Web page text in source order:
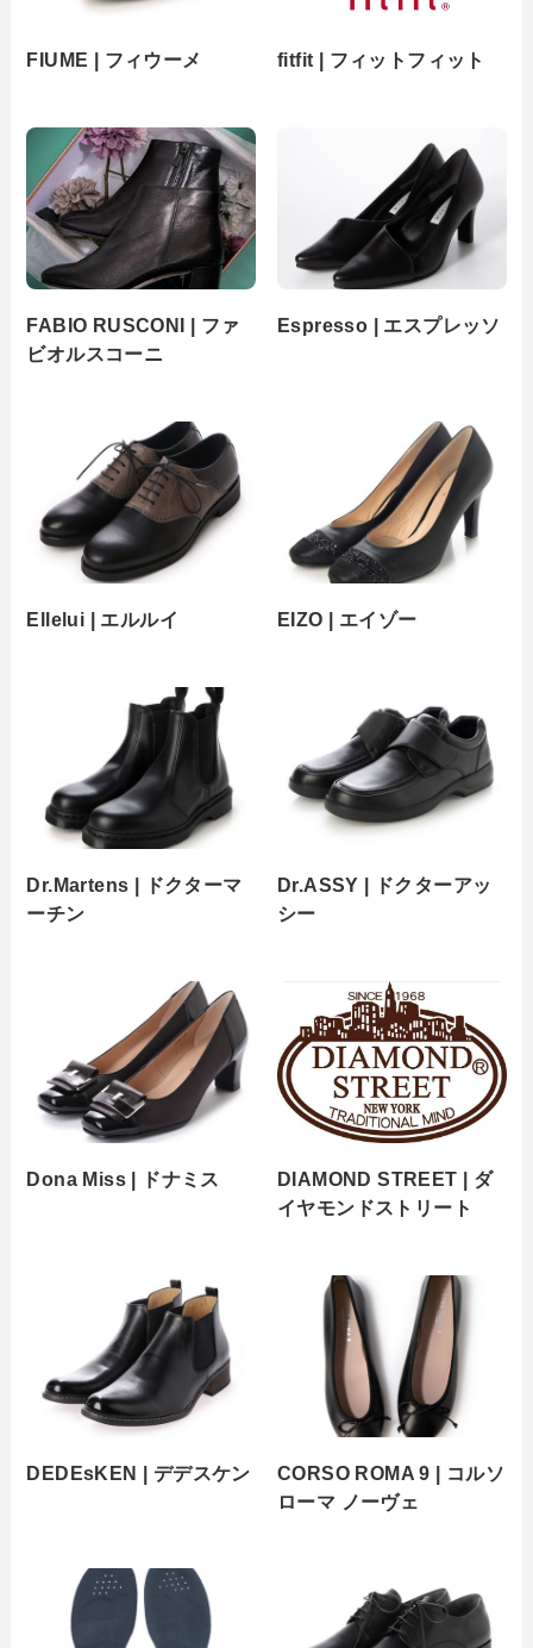
FIUME | フィウーメ fitfit | フィットフィット
FABIO RUSCONI | ファ
ビオルスコーニ
Espresso | エスプレッソ
Ellelui | エルルイ EIZO | エイゾー
Dr.Martens | ドクターマ
ーチン
Dr.ASSY | ドクターアッ
シー
Dona Miss | ドナミス
DIAMOND STREET | ダ
イヤモンドストリート
DEDEsKEN | デデスケン
CORSO ROMA 9 | コルソ
ローマ ノーヴェ